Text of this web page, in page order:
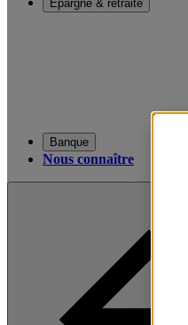
Épargne & retraite
Banque
Nous connaître